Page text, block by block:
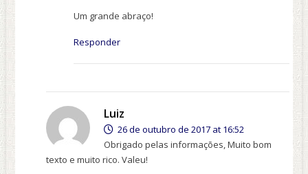
Um grande abraço!
Responder
Luiz
26 de outubro de 2017 at 16:52
Obrigado pelas informações, Muito bom
texto e muito rico. Valeu!